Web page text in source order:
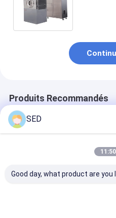
Produits Recommandés
SED
Good day, what product are you